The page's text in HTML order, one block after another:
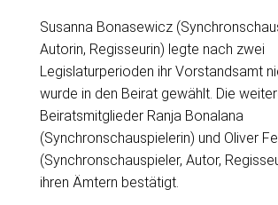
Susanna Bonasewicz
Autorin, Regisseurin) legte nach zwei
Legislaturperioden ihr Vorstandsamt
wurde in den Beirat gewählt. Die
Beiratsmitglieder Ranja Bonalana
(Synchronschauspielerin) und Oliver
(Synchronschauspieler, Autor,
ihren Ämtern bestätigt.